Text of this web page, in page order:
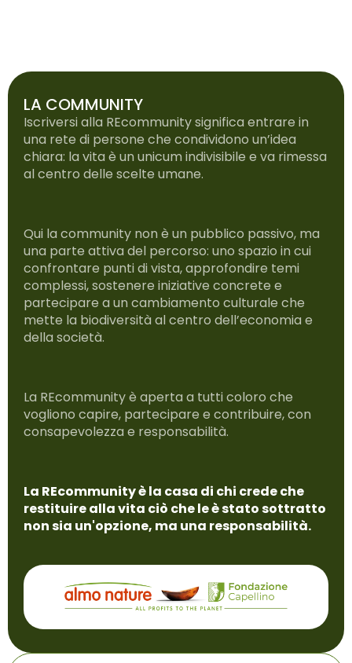
LA COMMUNITY
Iscriversi alla REcommunity significa entrare in
una rete di persone che condividono un’idea
chiara: la vita è un unicum indivisibile e va rimessa
al centro delle scelte umane.
Qui la community non è un pubblico passivo, ma
una parte attiva del percorso: uno spazio in cui
confrontare punti di vista, approfondire temi
complessi, sostenere iniziative concrete e
partecipare a un cambiamento culturale che
mette la biodiversità al centro dell’economia e
della società.
La REcommunity è aperta a tutti coloro che
vogliono capire, partecipare e contribuire, con
consapevolezza e responsabilità.
La REcommunity è la casa di chi crede che
restituire alla vita ciò che le è stato sottratto
non sia un'opzione, ma una responsabilità.